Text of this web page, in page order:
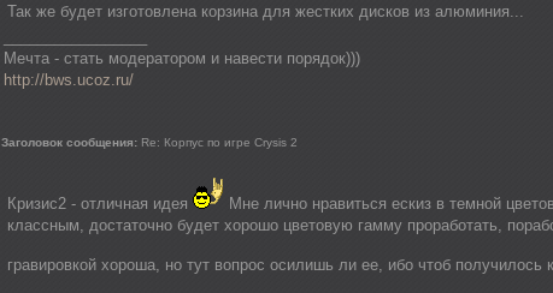
Так же будет изготовлена корзина для жестких дисков из алюминия...
Мечта - стать модератором и навести порядок)))
http://bws.ucoz.ru/
Заголовок сообщения: Re: Корпус по игре Crysis 2
Кризис2 - отличная идея
Мне лично нравиться ескиз в темной
классным, достаточно будет хорошо цветовую гамму проработать,
гравировкой хороша, но тут вопрос осилишь ли ее, ибо чтоб